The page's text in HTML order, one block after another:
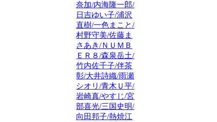
奈加/内海隆一郎/
日吉ゆい子/浦沢
直樹/一色まこと/
村野守美/佐藤ま
さあき/ＮＵＭＢ
ＥＲ８/森泉岳土/
竹内佐千子/伴茶
彰/大井詩織/雨瀬
シオリ/青木Ｕ平/
岩崎真/やすじ/宮
部喜光/三国史明/
向田邦子/熱焼江